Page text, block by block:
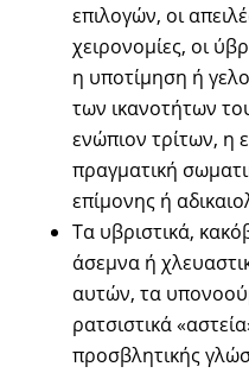
επιλογών, οι
χειρονομίες, οι
η υποτίμηση ή
των ικανοτήτων
ενώπιον τρίτων, η
πραγματική
επίμονης ή
Τα υβριστικά,
άσεμνα ή
αυτών, τα
ρατσιστικά
προσβλητικής